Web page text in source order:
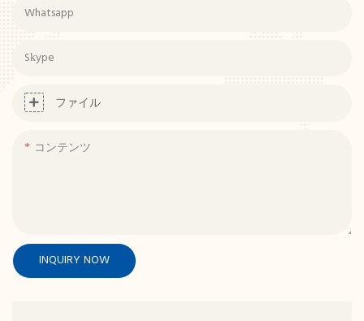
Whatsapp
Skype
ファイル
コンテンツ
INQUIRY NOW